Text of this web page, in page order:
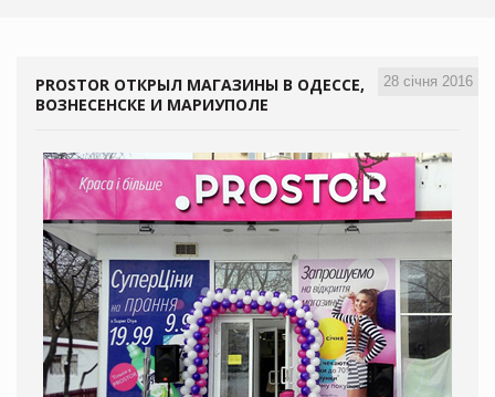
28 січня 2016
PROSTOR ОТКРЫЛ МАГАЗИНЫ В ОДЕССЕ,
ВОЗНЕСЕНСКЕ И МАРИУПОЛЕ